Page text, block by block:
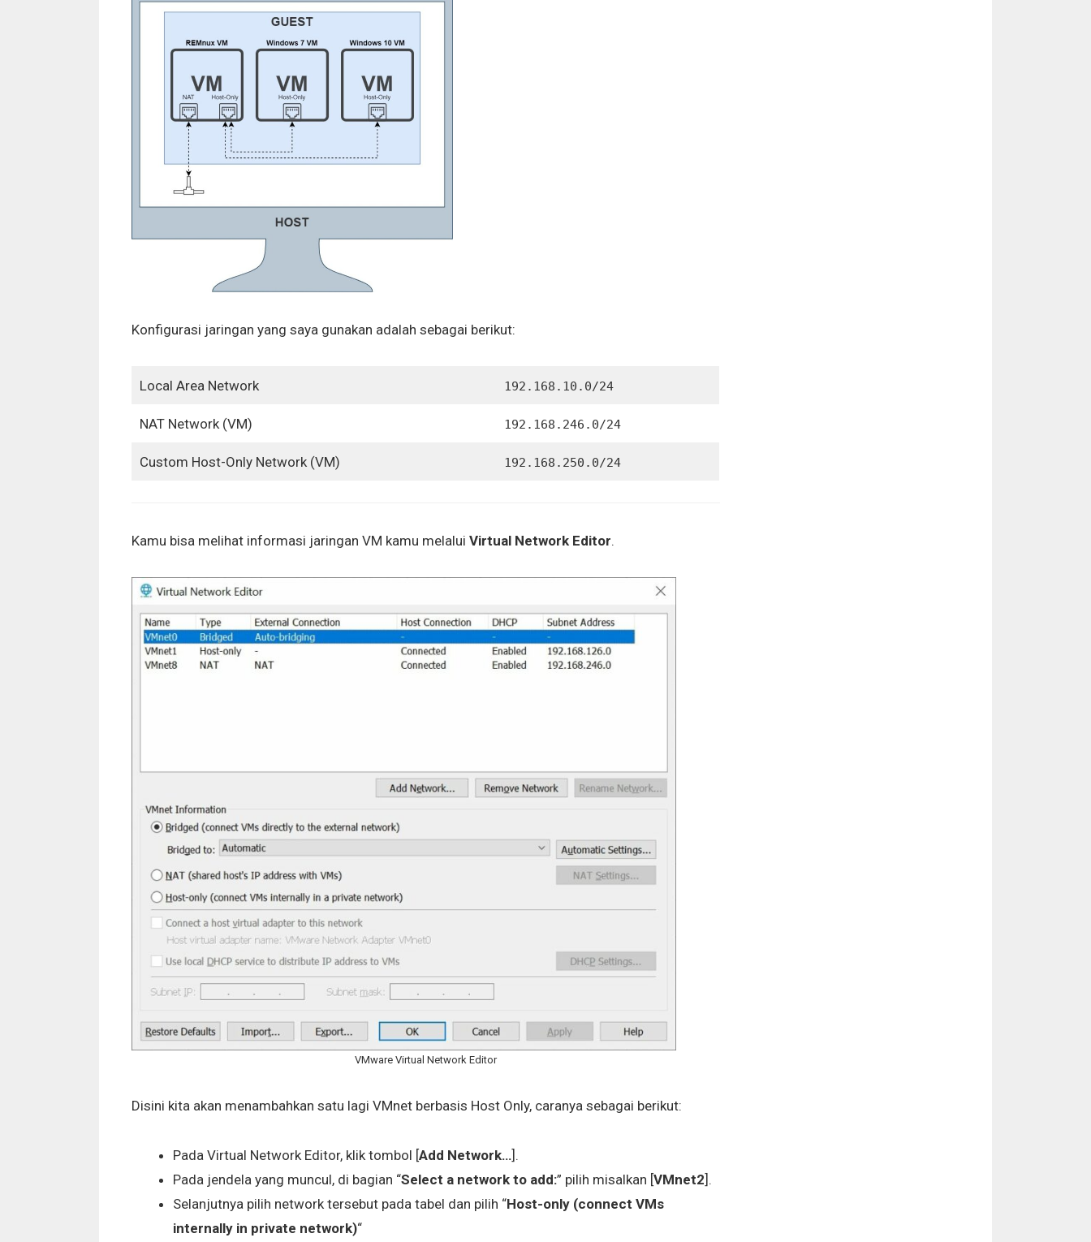
Konfigurasi jaringan yang saya gunakan adalah sebagai berikut:
Local Area Network 192.168.10.0/24
NAT Network (VM) 192.168.246.0/24
Custom Host-Only Network (VM) 192.168.250.0/24
Kamu bisa melihat informasi jaringan VM kamu melalui Virtual Network Editor.
VMware Virtual Network Editor
Disini kita akan menambahkan satu lagi VMnet berbasis Host Only, caranya sebagai berikut:
Pada Virtual Network Editor, klik tombol [Add Network…].
Pada jendela yang muncul, di bagian “Select a network to add:” pilih misalkan [VMnet2].
Selanjutnya pilih network tersebut pada tabel dan pilih “Host-only (connect VMs
internally in private network)“